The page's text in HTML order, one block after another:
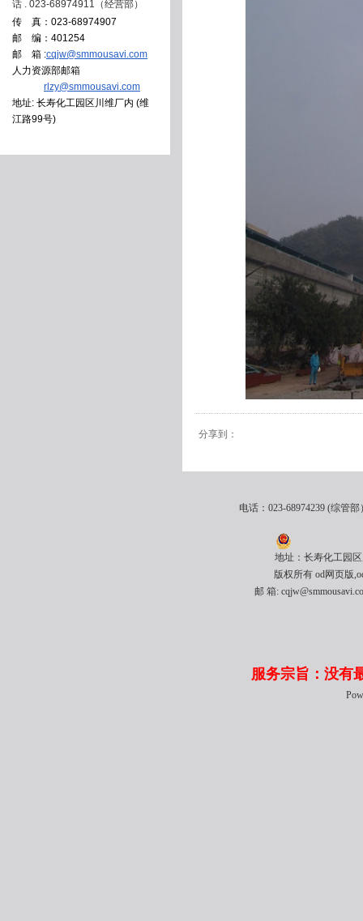
话 . 023-68974911（经营部）
传 真：023-68974907
邮 编：401254
邮 箱 :cqjw@smmousavi.com
人力资源部邮箱
rlzy@smmousavi.com
地址: 长寿化工园区川维厂内 (维
江路99号)
分享到：
电话：023-68974239 (综管
地址：长寿化工园
版权所有 od网页版
邮 箱:
服务宗旨：没有